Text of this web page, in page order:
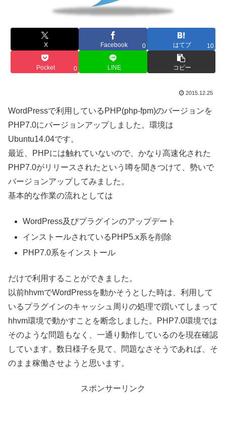
X Facebook 0 はてブ 10
Pocket 0 LINE コピー
2015.12.25
WordPressで利用しているPHP(php-fpm)のバージョンを
PHP7.0にバージョンアップしました。環境は
Ubuntu14.04です。
最近、PHPには触れていないので、かなり高速化された
PHP7.0がリリースされたという噂を聞きつけて、勢いで
バージョンアップしてみました。
基本的な作業の流れとしては
WordPress及びプラグインのアップデート
インストールされているPHP5.x系を削除
PHP7.0系をインストール
だけで利用することができました。
以前hhvmでWordPressを動かそうとした時は、利用して
いるプラグインのキャッシュ周りの処理で躓いてしまって
hhvm環境で動かすことを断念しました。PHP7.0環境では
そのような問題もなく、一通り動作しているのを現在確認
しています。数日様子を見て、問題なさそうであれば、そ
のまま稼働させようと思います。
スポンサーリンク